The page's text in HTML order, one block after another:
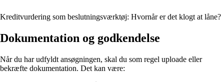
Kreditvurdering som beslutningsværktøj: Hvornår er det klogt at låne?
Dokumentation og godkendelse
Når du har udfyldt ansøgningen, skal du som regel uploade eller
bekræfte dokumentation. Det kan være: